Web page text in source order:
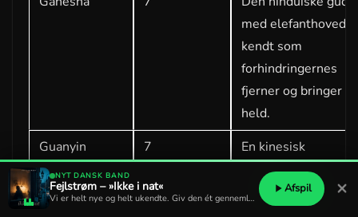
med elefanthoved,
kendt som
forhindringernes
fjerner og bringer
held.
Guanyin
7
En kinesisk
bodhisattva, der
symboliserer
NYT DANSK BAND
Fejlstrøm – »Ikke i nat«
Vi er helt nye og helt ukendte. Giv den ét gennemlyt?
Afspil ×